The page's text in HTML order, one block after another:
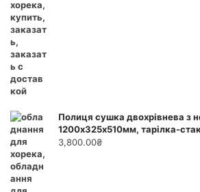
Полиця сушка двохрівнева з
1200х325х510мм, тарілка-
3,800.00₴